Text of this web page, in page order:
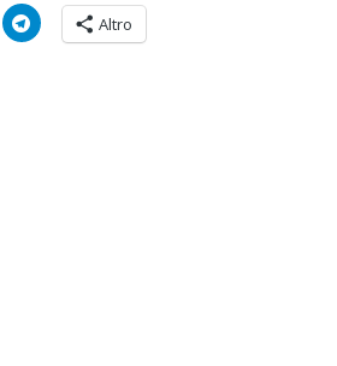
Altro